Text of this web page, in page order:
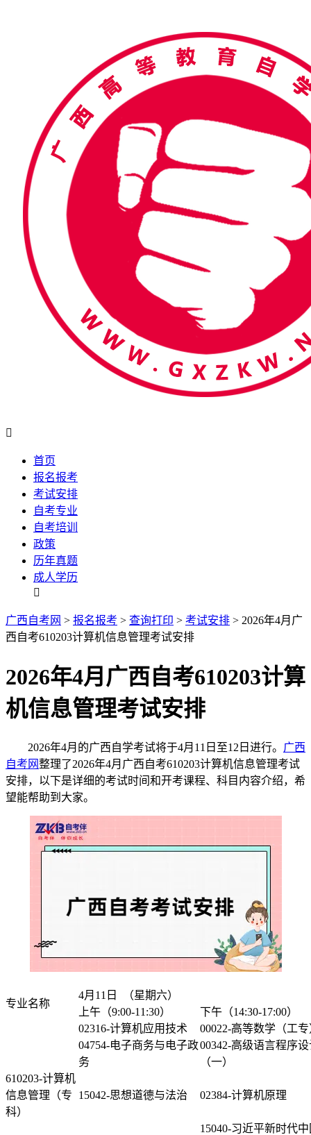

首页
报名报考
考试安排
自考专业
自考培训
政策
历年真题
成人学历

广西自考网 > 报名报考 > 查询打印 > 考试安排 > 2026年4月广
西自考610203计算机信息管理考试安排
2026年4月广西自考610203计算
机信息管理考试安排
2026年4月的广西自学考试将于4月11日至12日进行。 广西
自考网整理了2026年4月广西自考610203计算机信息管理考试
安排，以下是详细的考试时间和开考课程、科目内容介绍，希
望能帮助到大家。
专业名称
4月11日 （星期六）
上午（9:00-11:30）
下午（14:30-17:00）
610203-计算机
信息管理（专
科）
02316-计算机应用技术
00022-高等数学（工
04754-电子商务与电子政
务
00342-高级语言程序
（一）
15042-思想道德与法治 02384-计算机原理
15040-习近平新时代